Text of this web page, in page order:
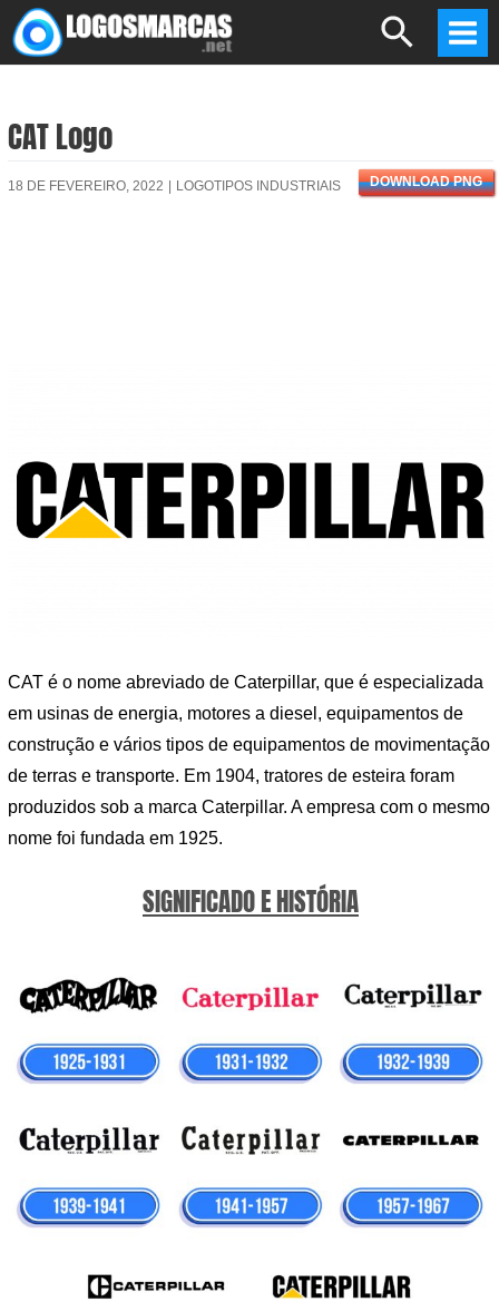
Skip
to
Search
CAT Logo
18 DE FEVEREIRO, 2022 LOGOTIPOS INDUSTRIAIS DOWNLOAD PNG
CAT é o nome abreviado de Caterpillar, que é especializada
em usinas de energia, motores a diesel, equipamentos de
construção e vários tipos de equipamentos de movimentação
de terras e transporte. Em 1904, tratores de esteira foram
produzidos sob a marca Caterpillar. A empresa com o mesmo
nome foi fundada em 1925.
SIGNIFICADO E HISTÓRIA